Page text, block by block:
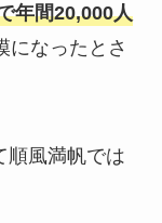
年間20,000人
になったとさ
順風満帆では